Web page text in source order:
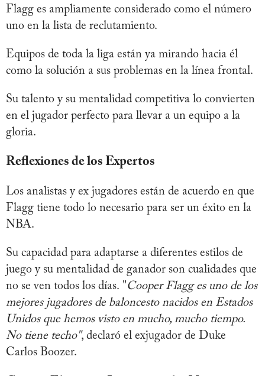
Flagg es ampliamente considerado como el número
uno en la lista de reclutamiento.
Equipos de toda la liga están ya mirando hacia él
como la solución a sus problemas en la línea frontal.
Su talento y su mentalidad competitiva lo convierten
en el jugador perfecto para llevar a un equipo a la
gloria.
Reflexiones de los Expertos
Los analistas y ex jugadores están de acuerdo en que
Flagg tiene todo lo necesario para ser un éxito en la
NBA.
Su capacidad para adaptarse a diferentes estilos de
juego y su mentalidad de ganador son cualidades que
no se ven todos los días. "Cooper Flagg es uno de los
mejores jugadores de baloncesto nacidos en Estados
Unidos que hemos visto en mucho, mucho tiempo.
No tiene techo", declaró el exjugador de Duke
Carlos Boozer.